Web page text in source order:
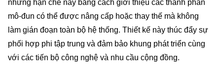
những hạn chế này bằng cách giới thiệu các thành phần
mô-đun có thể được nâng cấp hoặc thay thế mà không
làm gián đoạn toàn bộ hệ thống. Thiết kế này thúc đẩy sự
phối hợp phi tập trung và đảm bảo khung phát triển cùng
với các tiến bộ công nghệ và nhu cầu cộng đồng.